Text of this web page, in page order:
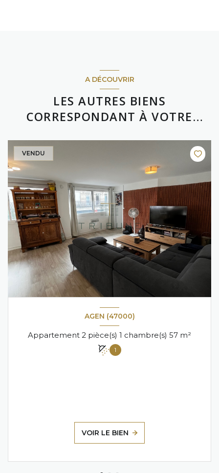
A DÉCOUVRIR
LES AUTRES BIENS
CORRESPONDANT À VOTRE
VENDU
AGEN (47000)
Appartement 2 pièce(s) 1 chambre(s) 57 m²
1
VOIR LE BIEN